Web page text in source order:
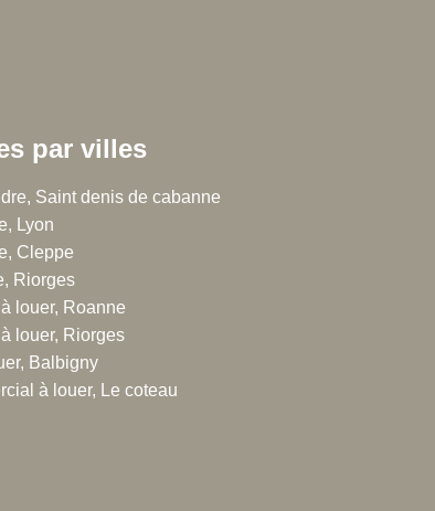
Dubanchet Grandeau
Noirot
par villes
Saint denis de cabanne
Lyon
Cleppe
Riorges
louer, Roanne
louer, Riorges
Balbigny
à louer, Le coteau